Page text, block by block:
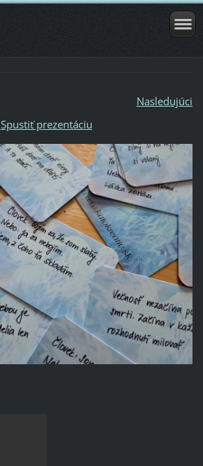
Nasledujúci
Spustiť prezentáciu